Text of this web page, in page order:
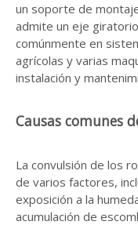
un soporte de
admite un eje
comúnmente en
agrícolas y varias
instalación y
Causas comunes
La convulsión de los
de varios factores,
exposición a la
acumulación de